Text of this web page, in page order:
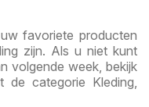
favoriete producten
zijn. Als u niet kunt
volgende week, bekijk
de categorie Kleding,